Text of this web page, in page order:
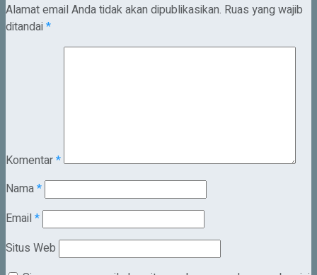
Alamat email Anda tidak akan dipublikasikan. Ruas yang wajib
ditandai *
Komentar*
Nama*
Email *
Situs Web